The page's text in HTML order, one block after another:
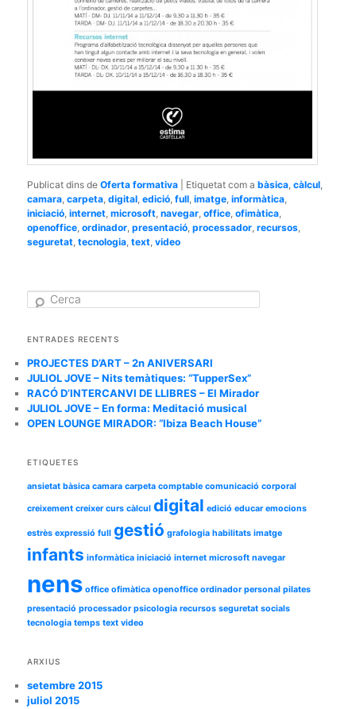
Publicat dins de Oferta formativa Etiquetat com a bàsica ,càlcul
camara ,carpeta ,digital ,edició ,full ,imatge ,informàtica
iniciació ,internet ,microsoft ,navegar ,office ,ofimàtica
openoffice ,ordinador ,presentació ,processador ,recursos
seguretat ,tecnologia ,text ,video
e
c
ENTRADES RECENTS
PROJECTES D’ART – 2n ANIVERSARI
JULIOL JOVE – Nits temàtiques: “TupperSex”
RACÓ D’INTERCANVI DE LLIBRES – El Mirador
JULIOL JOVE – En forma: Meditació musical
OPEN LOUNGE MIRADOR: “Ibiza Beach House”
ETIQUETES
ansietat bàsica camara carpeta comptable comunicació corporal
creixement creixer curs càlcul digital edició educar emocions
estrès expressió full gestió grafologia habilitats imatge
infants informàtica iniciació internet microsoft navegar
nens office ofimàtica openoffice ordinador personal pilates
presentació processador psicologia recursos seguretat socials
tecnologia temps text video
ARXIUS
setembre 2015
juliol 2015